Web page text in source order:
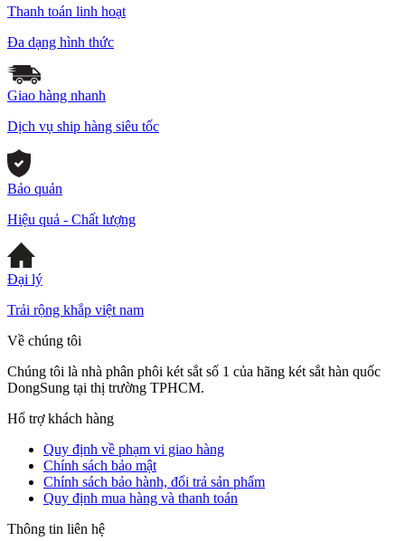
Thanh toán linh hoạt
Đa dạng hình thức
Giao hàng nhanh
Dịch vụ ship hàng siêu tốc
Bảo quản
Hiệu quả - Chất lượng
Đại lý
Trải rộng khắp việt nam
Về chúng tôi
Chúng tôi là nhà phân phôi két sắt số 1 của hãng két sắt hàn quốc
DongSung tại thị trường TPHCM.
Hổ trợ khách hàng
Quy định về phạm vi giao hàng
Chính sách bảo mật
Chính sách bảo hành, đổi trả sản phẩm
Quy định mua hàng và thanh toán
Thông tin liên hệ